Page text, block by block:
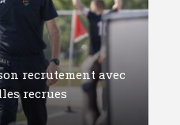
recrutement avec
recrues